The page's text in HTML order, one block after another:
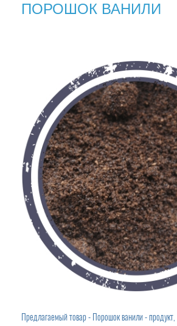
ПОРОШОК ВАНИЛИ
Предлагаемый товар - Порошок ванили -